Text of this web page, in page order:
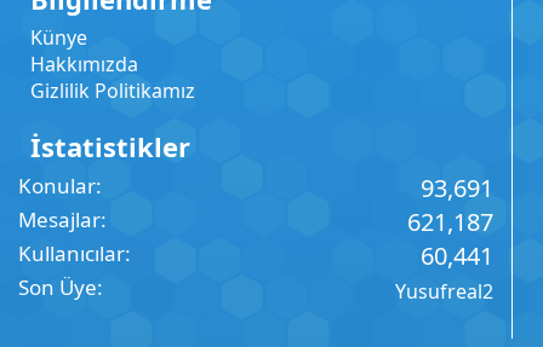
Künye
Hakkımızda
Gizlilik Politikamız
İstatistikler
Konular 93,691
Mesajlar 621,187
Kullanıcılar 60,441
Son Üye Yusufreal2